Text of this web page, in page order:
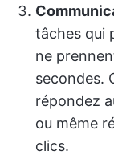
tâches qui
ne
secondes.
répondez
ou même
clics.